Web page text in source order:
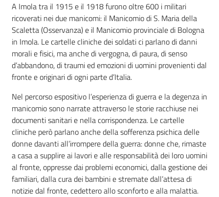
Patto
per
la
lettura
su
A Imola tra il 1915 e il 1918 furono oltre 600 i militari
ricoverati nei due manicomi: il Manicomio di S. Maria della
Scaletta (Osservanza) e il Manicomio provinciale di Bologna
in Imola. Le cartelle cliniche dei soldati ci parlano di danni
morali e fisici, ma anche di vergogna, di paura, di senso
d’abbandono, di traumi ed emozioni di uomini provenienti dal
fronte e originari di ogni parte d’Italia.
Nel percorso espositivo l’esperienza di guerra e la degenza in
manicomio sono narrate attraverso le storie racchiuse nei
documenti sanitari e nella corrispondenza. Le cartelle
cliniche però parlano anche della sofferenza psichica delle
donne davanti all’irrompere della guerra: donne che, rimaste
a casa a supplire ai lavori e alle responsabilità dei loro uomini
al fronte, oppresse dai problemi economici, dalla gestione dei
familiari, dalla cura dei bambini e stremate dall’attesa di
notizie dal fronte, cedettero allo sconforto e alla malattia.